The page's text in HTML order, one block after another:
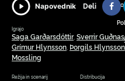
Napovednik Deli
Igrajo
Saga Garðarsdóttir, Sverrir
Grímur Hlynsson Þorgils Hlynsson
Mossling
Režija in scenarij Distribucija